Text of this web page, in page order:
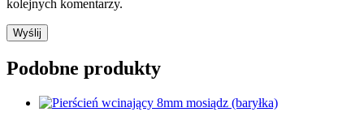
kolejnych komentarzy.
Podobne produkty